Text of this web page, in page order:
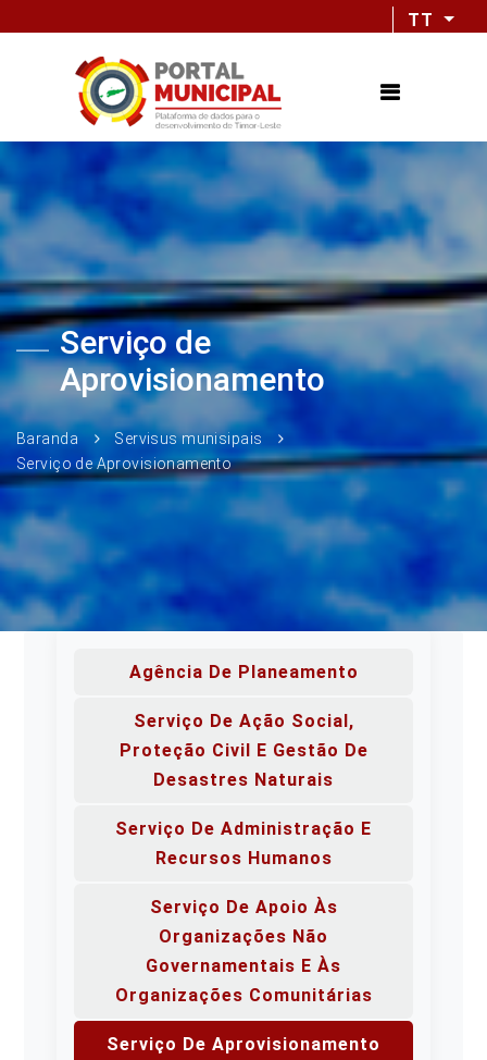
TT
Serviço de
Aprovisionamento
Baranda
Servisus munisipais
Serviço de Aprovisionamento
Agência De Planeamento
Serviço De Ação Social,
Proteção Civil E Gestão De
Desastres Naturais
Serviço De Administração E
Recursos Humanos
Serviço De Apoio Às
Organizações Não
Governamentais E Às
Organizações Comunitárias
Serviço De Aprovisionamento